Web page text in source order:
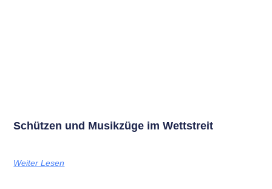
Schützen und Musikzüge im Wettstreit
Weiter Lesen